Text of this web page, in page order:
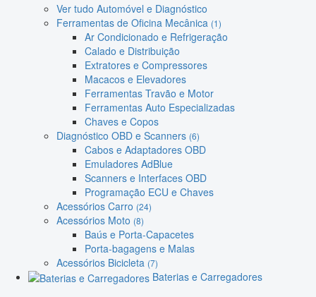
Ver tudo Automóvel e Diagnóstico
Ferramentas de Oficina Mecânica (1)
Ar Condicionado e Refrigeração
Calado e Distribuição
Extratores e Compressores
Macacos e Elevadores
Ferramentas Travão e Motor
Ferramentas Auto Especializadas
Chaves e Copos
Diagnóstico OBD e Scanners (6)
Cabos e Adaptadores OBD
Emuladores AdBlue
Scanners e Interfaces OBD
Programação ECU e Chaves
Acessórios Carro (24)
Acessórios Moto (8)
Baús e Porta-Capacetes
Porta-bagagens e Malas
Acessórios Bicicleta (7)
Baterias e Carregadores